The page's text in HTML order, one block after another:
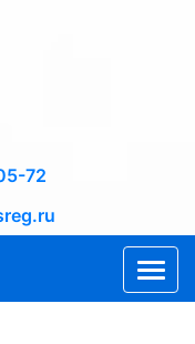
72